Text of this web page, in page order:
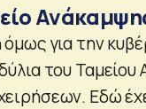
για την
του
Εδώ